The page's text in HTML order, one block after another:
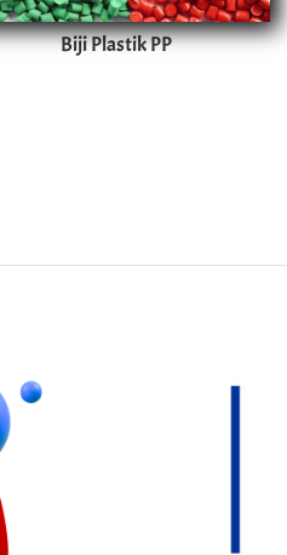
Biji Plastik PP